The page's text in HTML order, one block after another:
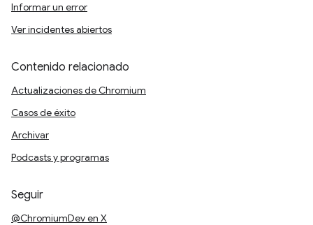
Informar un error
Ver incidentes abiertos
Contenido relacionado
Actualizaciones de Chromium
Casos de éxito
Archivar
Podcasts y programas
Seguir
@ChromiumDev en X